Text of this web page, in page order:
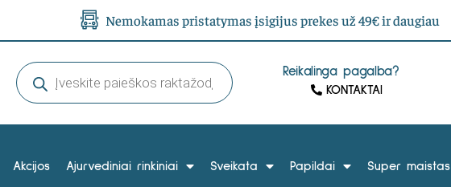
Nemokamas pristatymas įsigijus prekes už 49€ ir daugiau
Reikalinga pagalba?
KONTAKTAI
Akcijos Ajurvediniai rinkiniai Sveikata Papildai Super maistas